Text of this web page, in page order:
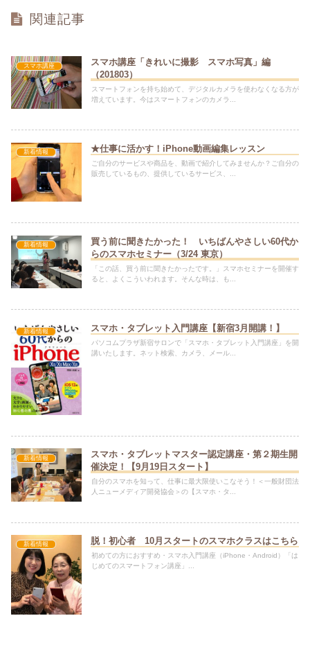
関連記事
スマホ講座
スマホ講座「きれいに撮影 スマホ写真」編
（201803）
スマートフォンを持ち始めて、デジタルカメラを使わなくなる方が
増えています。今はスマートフォンのカメラ...
新着情報 ★仕事に活かす！iPhone動画編集レッスン
ご自分のサービスや商品を、動画で紹介してみませんか？ご自分の
販売しているもの、提供しているサービス、...
新着情報
買う前に聞きたかった！ いちばんやさしい60代か
らのスマホセミナー（3/24 東京）
「この話、買う前に聞きたかったです。」スマホセミナーを開催す
ると、よくこういわれます。そんな時は、も...
新着情報 スマホ・タブレット入門講座【新宿3月開講！】
パソコムプラザ新宿サロンで「スマホ・タブレット入門講座」を開
講いたします。ネット検索、カメラ、メール...
新着情報
スマホ・タブレットマスター認定講座・第２期生開
催決定！【9月19日スタート】
自分のスマホを知って、仕事に最大限使いこなそう！＜一般財団法
人ニューメディア開発協会＞の【スマホ・タ...
新着情報 脱！初心者 10月スタートのスマホクラスはこちら
初めての方におすすめ・スマホ入門講座（iPhone・Android）「は
じめてのスマートフォン講座」...